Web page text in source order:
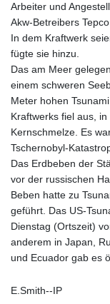
Arbeiter und
Akw-Betreibers
In dem Kraftwerk
fügte sie hinzu.
Das am Meer
einem schweren
Meter hohen
Kraftwerks fiel aus,
Kernschmelze. Es
Tschernobyl-
Das Erdbeben der
vor der russischen
Beben hatte zu
geführt. Das US-
Dienstag (Ortszeit)
anderem in Japan,
und Ecuador gab es
E.Smith--IP